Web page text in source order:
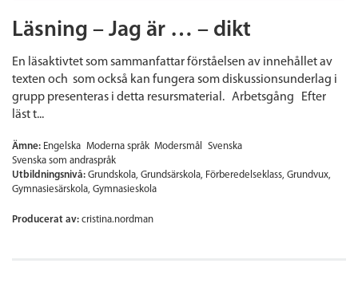
Läsning – Jag är … – dikt
En läsaktivtet som sammanfattar förståelsen av innehållet av
texten och som också kan fungera som diskussionsunderlag i
grupp presenteras i detta resursmaterial. Arbetsgång Efter
läst t...
Ämne: Engelska Moderna språk Modersmål
Svenska
Svenska som andraspråk
Utbildningsnivå: Grundskola Grundsärskola Förberedelseklass Grundvux
Gymnasiesärskola Gymnasieskola
Producerat av: cristina.nordman